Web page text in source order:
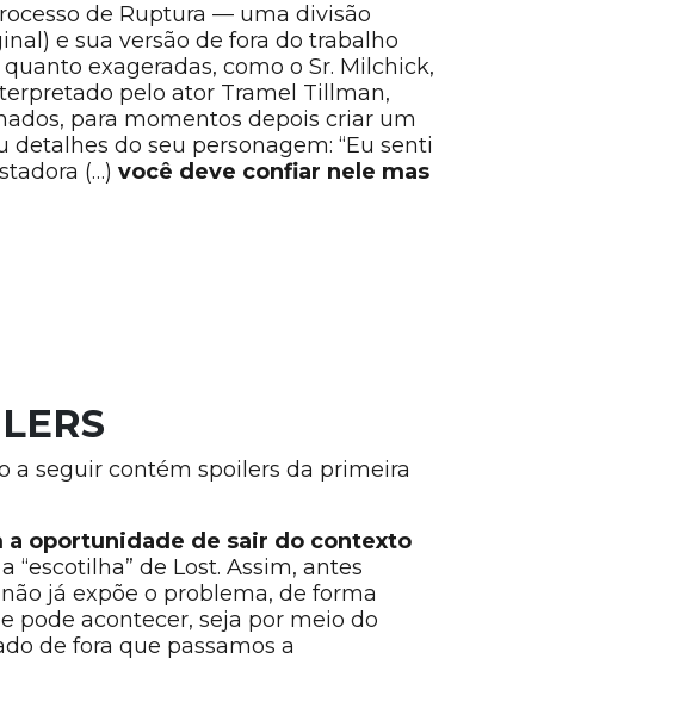
de Ruptura — uma divisão
e sua versão de fora do trabalho
exageradas, como o Sr. Milchick,
pelo ator Tramel Tillman,
para momentos depois criar um
do seu personagem: “Eu senti
(…) você deve confiar nele mas
a seguir contém spoilers da primeira
a oportunidade de sair do contexto
a “escotilha” de Lost. Assim, antes
já expõe o problema, de forma
pode acontecer, seja por meio do
de fora que passamos a